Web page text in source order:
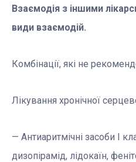
Взаємодія з іншими
види взаємодій.
Комбінації, які не
Лікування хронічної
— Антиаритмічні засоби І
дизопірамід, лідокаїн,